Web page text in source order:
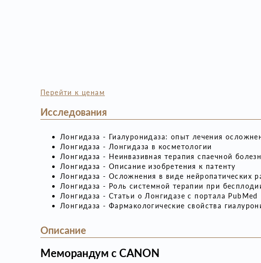
Перейти к ценам
Исследования
Лонгидаза - Гиалуронидаза: опыт лечения
Лонгидаза - Лонгидаза в косметологии
Лонгидаза - Неинвазивная терапия спаечной
Лонгидаза - Описание изобретения к патенту
Лонгидаза - Осложнения в виде нейропатических
Лонгидаза - Роль системной терапии при
Лонгидаза - Статьи о Лонгидазе с портала PubMed
Лонгидаза - Фармакологические свойства
Описание
Меморандум с CANON